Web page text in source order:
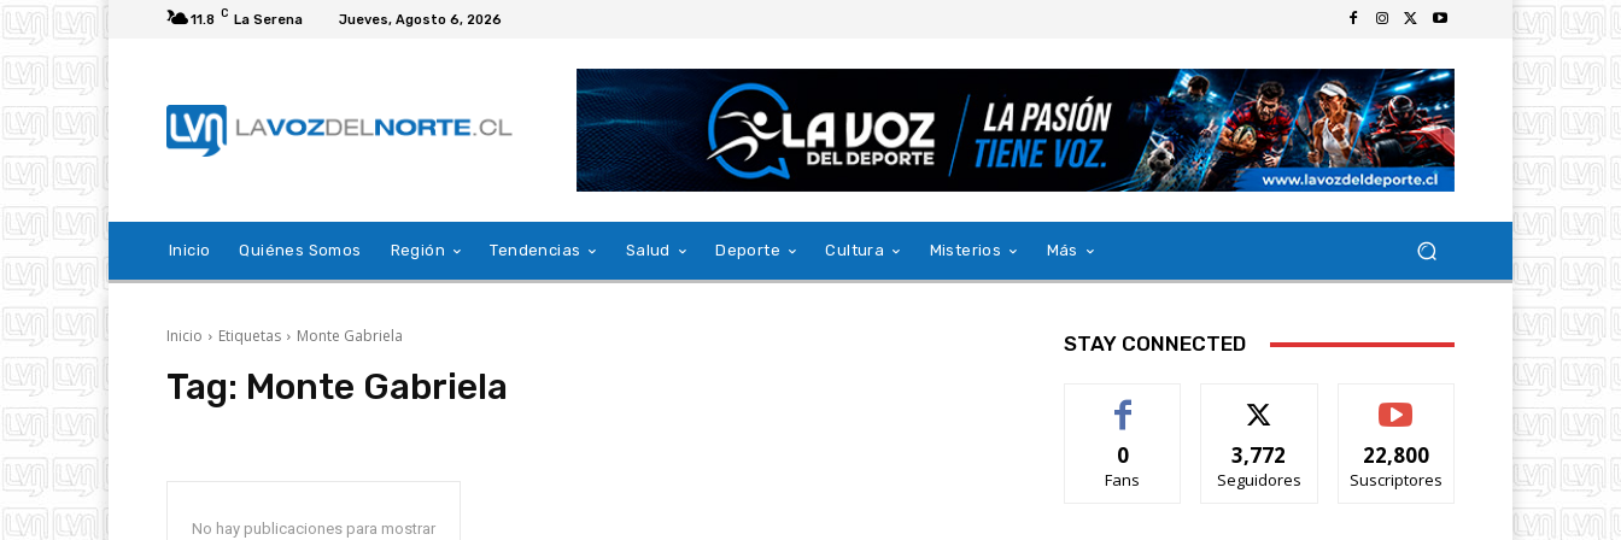
11.8 C La Serena Jueves, Agosto 6, 2026
Inicio Quiénes Somos Región Tendencias Salud Deporte Cultura Misterios Más
Inicio Etiquetas Monte Gabriela
Tag: Monte Gabriela
No hay publicaciones para mostrar
STAY CONNECTED
0
Fans
3,772
Seguidores
22,800
Suscriptores